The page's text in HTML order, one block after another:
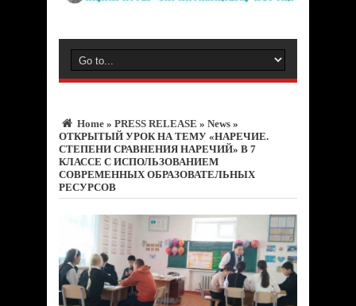
Home » PRESS RELEASE » News »
ОТКРЫТЫЙ УРОК НА ТЕМУ «НАРЕЧИЕ.
СТЕПЕНИ СРАВНЕНИЯ НАРЕЧИЙ» В 7
КЛАССЕ С ИСПОЛЬЗОВАНИЕМ
СОВРЕМЕННЫХ ОБРАЗОВАТЕЛЬНЫХ
РЕСУРСОВ